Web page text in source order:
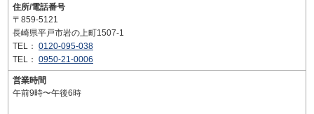
住所/電話番号
〒859-5121
長崎県平戸市岩の上町1507-1
TEL： 0120-095-038
TEL： 0950-21-0006
営業時間
午前9時〜午後6時